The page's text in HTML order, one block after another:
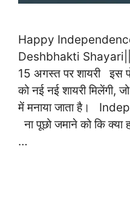
Happy
Deshbhakti Shayari||
15 अगस्त पर शायरी इस
को नई नई शायरी मिलेंगी,
में मनाया जाता है।
ना पूछो जमाने को कि क्या
…